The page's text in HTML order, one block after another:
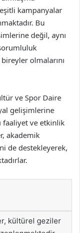
kampanyalar
Bu
değil, aynı
olmalarını
ve Spor Daire
gelişimlerine
faaliyet ve etkinlik
akademik
de destekleyerek,
kültürel geziler